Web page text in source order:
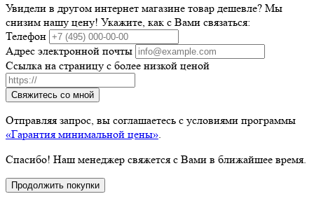
Увидели в другом интернет магазине товар дешевле? Мы
снизим нашу цену! Укажите, как с Вами связаться:
Телефон
Адрес электронной почты
Ссылка на страницу с более низкой ценой
Свяжитесь со мной
Отправляя запрос, вы соглашаетесь с условиями программы
«Гарантия минимальной цены».
Спасибо! Наш менеджер свяжется с Вами в ближайшее время.
Продолжить покупки